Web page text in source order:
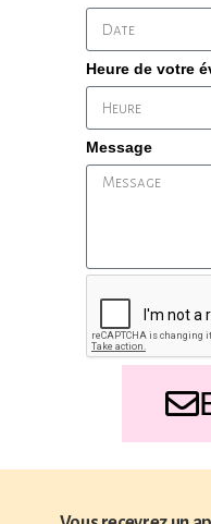
Heure de votre
Message